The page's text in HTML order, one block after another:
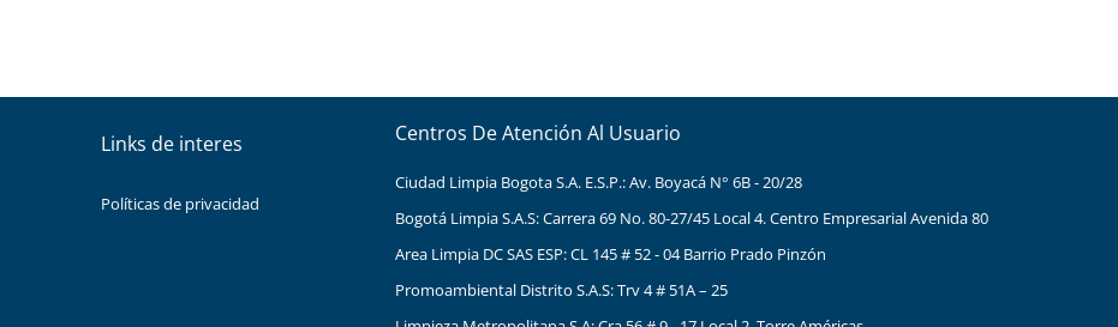
Links de interes
Políticas de privacidad
Centros De Atención Al Usuario
Ciudad Limpia Bogota S.A. E.S.P.: Av. Boyacá N° 6B - 20/28
Bogotá Limpia S.A.S: Carrera 69 No. 80-27/45 Local 4. Centro Empresarial Avenida 80
Area Limpia DC SAS ESP: CL 145 # 52 - 04 Barrio Prado Pinzón
Promoambiental Distrito S.A.S: Trv 4 # 51A – 25